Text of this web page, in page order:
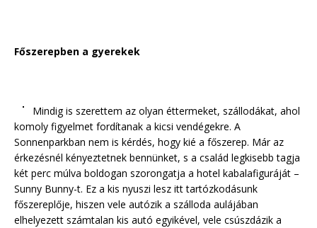
Főszerepben a gyerekek
Mindig is szerettem az olyan éttermeket, szállodákat, ahol
komoly figyelmet fordítanak a kicsi vendégekre. A
Sonnenparkban nem is kérdés, hogy kié a főszerep. Már az
érkezésnél kényeztetnek bennünket, s a család legkisebb tagja
két perc múlva boldogan szorongatja a hotel kabalafiguráját –
Sunny Bunny-t. Ez a kis nyuszi lesz itt tartózkodásunk
főszereplője, hiszen vele autózik a szálloda aulájában
elhelyezett számtalan kis autó egyikével, vele csúszdázik a